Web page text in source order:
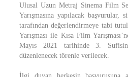
Ulusal Uzun Metraj Sinema Film
Yarışmasına yapılacak başvurular,
tarafından değerlendirmeye tabi
Yarışması ile Kısa Film
Mayıs 2021 tarihinde 3.
düzenlenecek törenle verilecek.